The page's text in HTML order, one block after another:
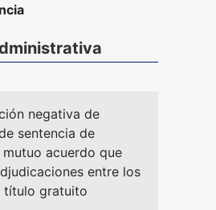
negativa de
sentencia de
acuerdo que
entre los
título gratuito